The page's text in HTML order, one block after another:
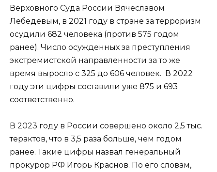
Верховного Суда России Вячеславом
Лебедевым, в 2021 году в стране за терроризм
осудили 682 человека (против 575 годом
ранее). Число осужденных за преступления
экстремистской направленности за то же
время выросло с 325 до 606 человек. В 2022
году эти цифры составили уже 875 и 693
соответственно.
В 2023 году в России совершено около 2,5 тыс.
терактов, что в 3,5 раза больше, чем годом
ранее. Такие цифры назвал генеральный
прокурор РФ Игорь Краснов. По его словам,